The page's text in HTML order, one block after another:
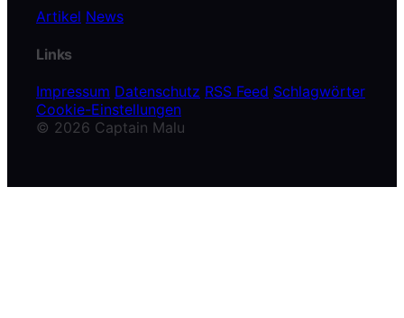
Artikel News
Links
Impressum Datenschutz RSS Feed Schlagwörter
Cookie-Einstellungen
© 2026 Captain Malu